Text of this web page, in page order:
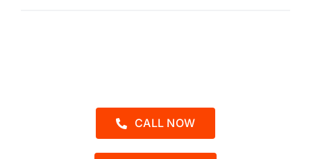
CALL NOW